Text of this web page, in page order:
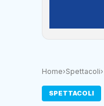
Home›Spettacoli›
SPETTACOLI